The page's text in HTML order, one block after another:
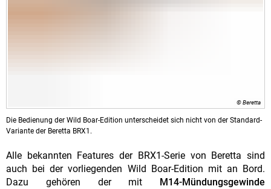
© Beretta
Die Bedienung der Wild Boar-Edition unterscheidet sich nicht von der Standard-
Variante der Beretta BRX1.
Alle bekannten Features der BRX1-Serie von Beretta sind
auch bei der vorliegenden Wild Boar-Edition mit an Bord.
Dazu gehören der mit M14-Mündungsgewinde